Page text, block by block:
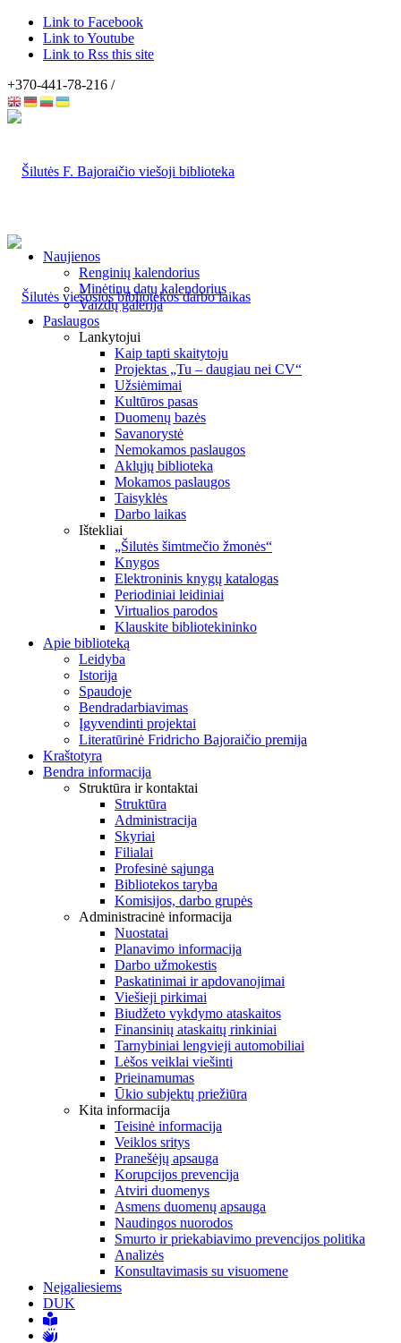
Link to Facebook
Link to Youtube
Link to Rss this site
+370-441-78-216 /
Naujienos
Renginių kalendorius
Minėtinų datų kalendorius
Vaizdų galerija
Paslaugos
Lankytojui
Kaip tapti skaitytoju
Projektas „Tu – daugiau nei CV“
Užsiėmimai
Kultūros pasas
Duomenų bazės
Savanorystė
Nemokamos paslaugos
Aklųjų biblioteka
Mokamos paslaugos
Taisyklės
Darbo laikas
Ištekliai
„Šilutės šimtmečio žmonės“
Knygos
Elektroninis knygų katalogas
Periodiniai leidiniai
Virtualios parodos
Klauskite bibliotekininko
Apie biblioteką
Leidyba
Istorija
Spaudoje
Bendradarbiavimas
Įgyvendinti projektai
Literatūrinė Fridricho Bajoraičio premija
Kraštotyra
Bendra informacija
Struktūra ir kontaktai
Struktūra
Administracija
Skyriai
Filialai
Profesinė sąjunga
Bibliotekos taryba
Komisijos, darbo grupės
Administracinė informacija
Nuostatai
Planavimo informacija
Darbo užmokestis
Paskatinimai ir apdovanojimai
Viešieji pirkimai
Biudžeto vykdymo ataskaitos
Finansinių ataskaitų rinkiniai
Tarnybiniai lengvieji automobiliai
Lėšos veiklai viešinti
Prieinamumas
Ūkio subjektų priežiūra
Kita informacija
Teisinė informacija
Veiklos sritys
Pranešėjų apsauga
Korupcijos prevencija
Atviri duomenys
Asmens duomenų apsauga
Naudingos nuorodos
Smurto ir priekabiavimo prevencijos politika
Analizės
Konsultavimasis su visuomene
Neįgaliesiems
DUK